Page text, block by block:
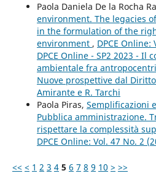
Paola Daniela De la Rocha
environment. The legacies
in the formulation of the
environment , DPCE Online:
DPCE Online - SP2 2023 - Il
ambientale fra
Nuove prospettive dal
Amirante e R. Tarchi
Paola Piras, Semplificazioni
Pubblica amministrazione.
rispettare la complessità
DPCE Online: Vol. 47 No. 2
<< < 1 2 3 4 5 6 7 8 9 10 > >>